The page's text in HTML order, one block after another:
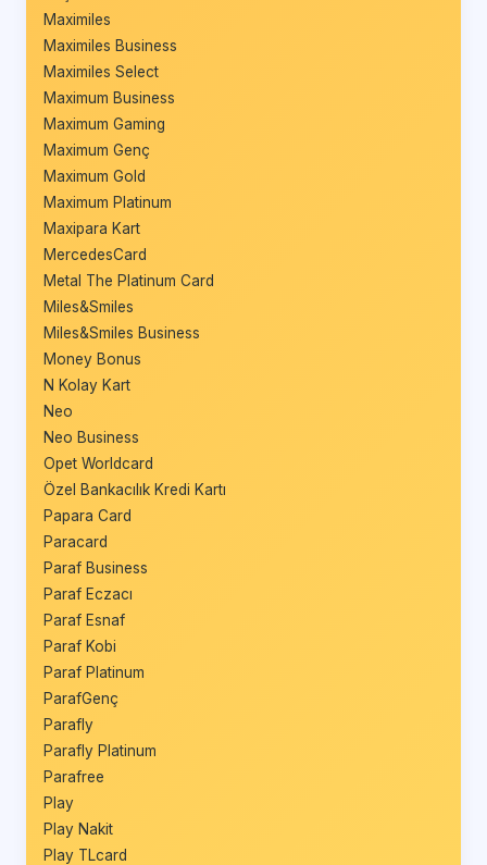
Maximiles
Maximiles Business
Maximiles Select
Maximum Business
Maximum Gaming
Maximum Genç
Maximum Gold
Maximum Platinum
Maxipara Kart
MercedesCard
Metal The Platinum Card
Miles&Smiles
Miles&Smiles Business
Money Bonus
N Kolay Kart
Neo
Neo Business
Opet Worldcard
Özel Bankacılık Kredi Kartı
Papara Card
Paracard
Paraf Business
Paraf Eczacı
Paraf Esnaf
Paraf Kobi
Paraf Platinum
ParafGenç
Parafly
Parafly Platinum
Parafree
Play
Play Nakit
Play TLcard